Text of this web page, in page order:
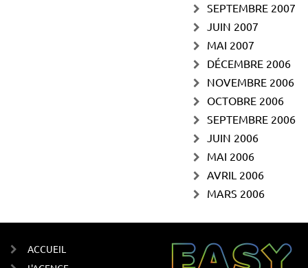
SEPTEMBRE 2007
JUIN 2007
MAI 2007
DÉCEMBRE 2006
NOVEMBRE 2006
OCTOBRE 2006
SEPTEMBRE 2006
JUIN 2006
MAI 2006
AVRIL 2006
MARS 2006
ACCUEIL